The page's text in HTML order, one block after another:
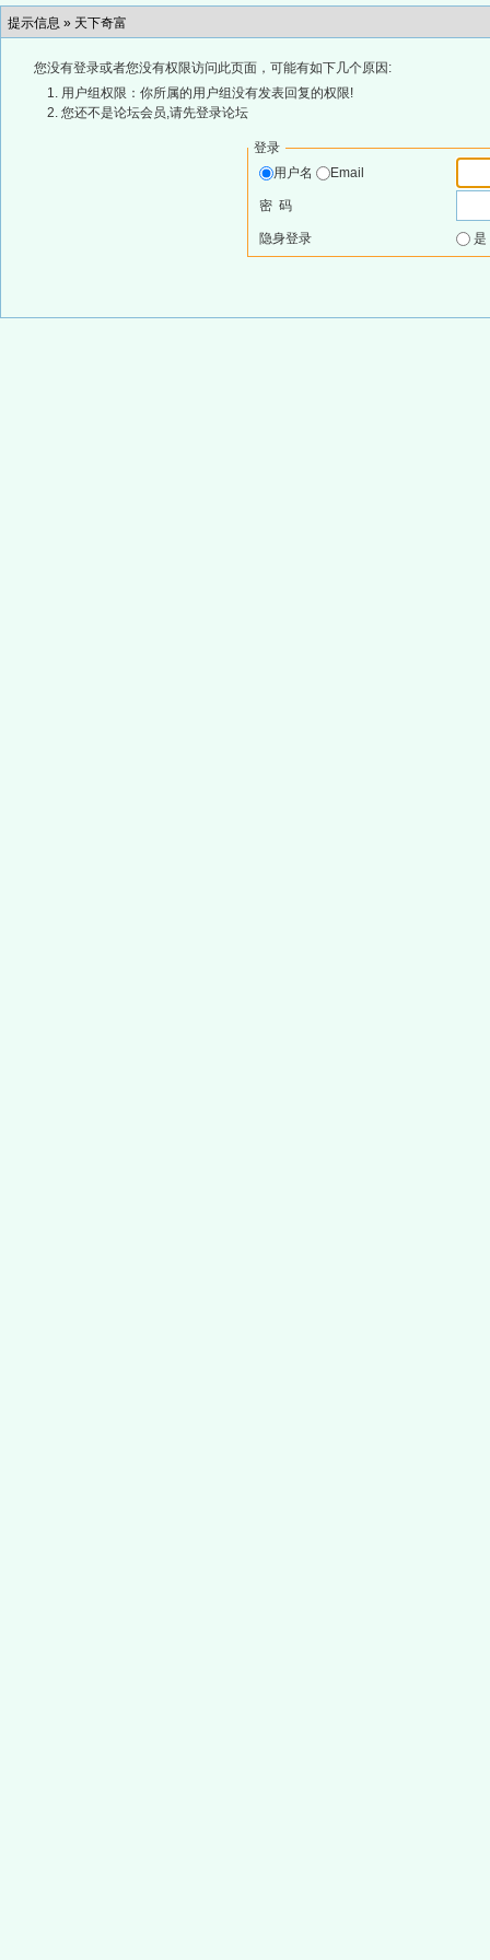
提示信息 » 天下奇富
您没有登录或者您没有权限访问此页面，可能有如下几个原因:
用户组权限：你所属的用户组没有发表回复的权限!
您还不是论坛会员,请先登录论坛
登录
用户名
Email
密 码
隐身登录